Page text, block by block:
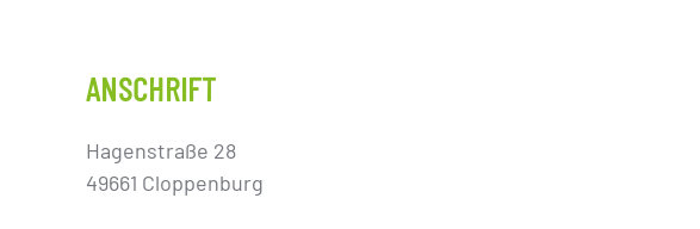
ANSCHRIFT
Hagenstraße 28
49661 Cloppenburg